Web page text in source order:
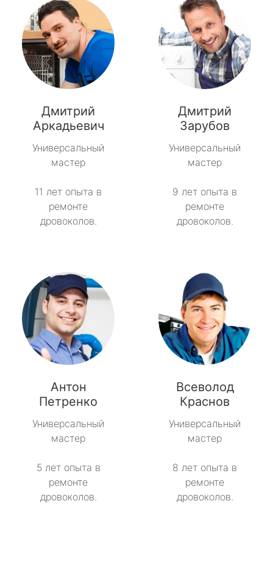
Дмитрий
Аркадьевич
Универсальный
мастер
11 лет опыта в
ремонте
дровоколов.
Дмитрий
Зарубов
Универсальный
мастер
9 лет опыта в
ремонте
дровоколов.
Антон
Петренко
Универсальный
мастер
5 лет опыта в
ремонте
дровоколов.
Всеволод
Краснов
Универсальный
мастер
8 лет опыта в
ремонте
дровоколов.